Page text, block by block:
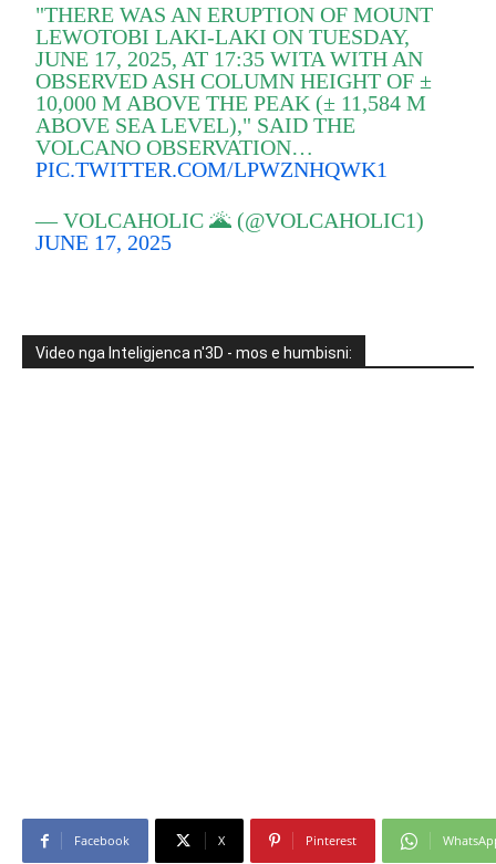
"THERE WAS AN ERUPTION OF MOUNT
LEWOTOBI LAKI-LAKI ON TUESDAY,
JUNE 17, 2025, AT 17:35 WITA WITH AN
OBSERVED ASH COLUMN HEIGHT OF ±
10,000 M ABOVE THE PEAK (± 11,584 M
ABOVE SEA LEVEL)," SAID THE
VOLCANO OBSERVATION…
PIC.TWITTER.COM/LPWZNHQWK1
— VOLCAHOLIC 🌋 (@VOLCAHOLIC1)
JUNE 17, 2025
Video nga Inteligjenca n'3D - mos e humbisni:
Facebook X Pinterest